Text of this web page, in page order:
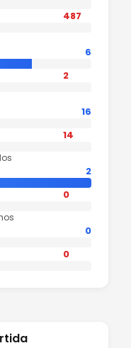
487
6
2
16
14
2
0
0
0